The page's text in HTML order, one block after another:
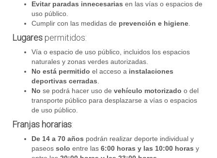
Evitar paradas innecesarias en las vías o espacios de
uso público.
Cumplir con las medidas de prevención e higiene
Lugarespermitidos:
Vía o espacio de uso público, incluidos los espacios
naturales y zonas verdes autorizadas.
No está permitido el acceso a instalaciones
deportivas cerradas
No se podrá hacer uso de vehículo motorizado o del
transporte público para desplazarse a vías o espacios
de uso público.
Franjas horarias:
De 14 a 70 años podrán realizar deporte individual y
paseos solo entre las 6:00 horas y las 10:00 horas y